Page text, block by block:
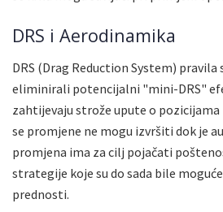
DRS i Aerodinamika
DRS (Drag Reduction System) pravila
eliminirali potencijalni "mini-DRS"
zahtijevaju strože upute o pozicijama
se promjene ne mogu izvršiti dok je
promjena ima za cilj pojačati
strategije koje su do sada bile
prednosti.